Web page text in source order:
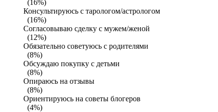
(16%)
Консультируюсь с тарологом/астрологом
(16%)
Согласовываю сделку с мужем/женой
(12%)
Обязательно советуюсь с родителями
(8%)
Обсуждаю покупку с детьми
(8%)
Опираюсь на отзывы
(8%)
Ориентируюсь на советы блогеров
(4%)